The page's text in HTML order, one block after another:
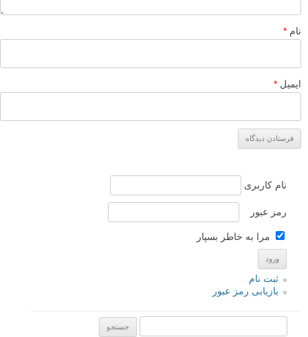
نام *
ایمیل *
نام کاربری
رمز عبور
مرا به خاطر بسپار
ثبت نام
بازیابی رمز عبور